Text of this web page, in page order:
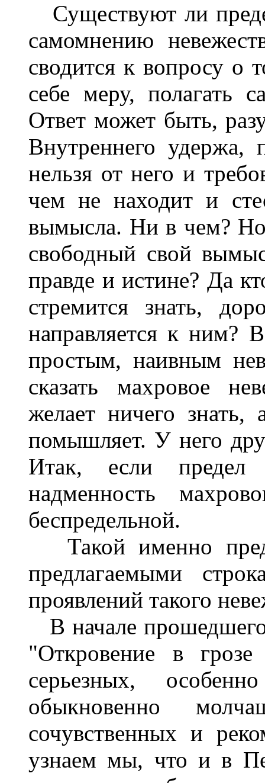
Существуют ли
самомнению
сводится к вопросу о
себе меру, полагать
Ответ может быть,
Внутреннего удержа,
нельзя от него и
чем не находит и
вымысла. Ни в чем?
свободный свой
правде и истине? Да
стремится знать,
направляется к ним?
простым, наивным
сказать махровое
желает ничего
помышляет. У него
Итак, если предел
надменность
беспредельной.
Такой именно
предлагаемыми
проявлений такого
В начале
"Откровение в
серьезных,
обыкновенно
сочувственных и
узнаем мы, что и в